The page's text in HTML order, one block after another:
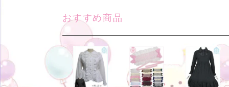
おすすめ商品